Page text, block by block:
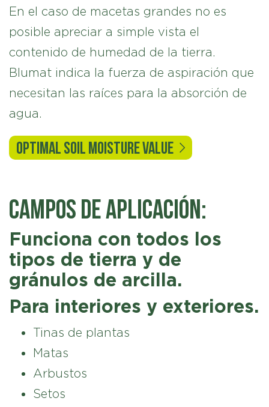
En el caso de macetas grandes no es
posible apreciar a simple vista el
contenido de humedad de la tierra.
Blumat indica la fuerza de aspiración que
necesitan las raíces para la absorción de
agua.
OPTIMAL SOIL MOISTURE VALUE
CAMPOS DE APLICACIÓN:
Funciona con todos los
tipos de tierra y de
gránulos de arcilla.
Para interiores y exteriores.
Tinas de plantas
Matas
Arbustos
Setos